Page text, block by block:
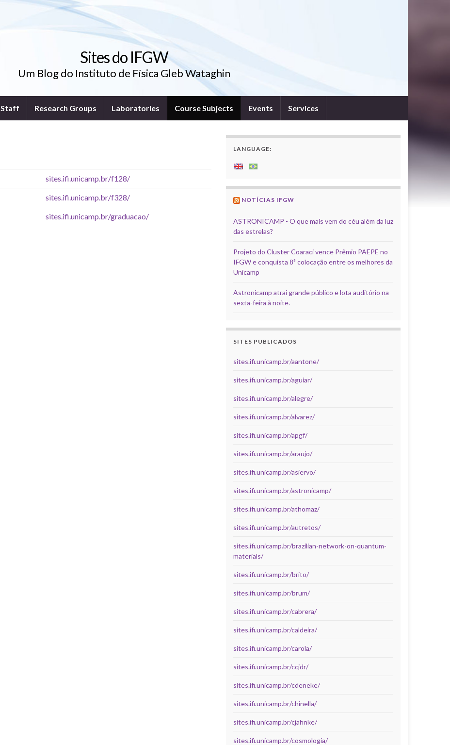
Sites do IFGW
Um Blog do Instituto de Física Gleb Wataghin
Staff Research Groups Laboratories Course Subjects Events Services
sites.ifi.unicamp.br/f128/
sites.ifi.unicamp.br/f328/
sites.ifi.unicamp.br/graduacao/
LANGUAGE:
NOTÍCIAS IFGW
ASTRONICAMP - O que mais vem do céu além da luz
das estrelas?
Projeto do Cluster Coaraci vence Prêmio PAEPE no
IFGW e conquista 8ª colocação entre os melhores da
Unicamp
Astronicamp atrai grande público e lota auditório na
sexta-feira à noite.
SITES PUBLICADOS
sites.ifi.unicamp.br/aantone/
sites.ifi.unicamp.br/aguiar/
sites.ifi.unicamp.br/alegre/
sites.ifi.unicamp.br/alvarez/
sites.ifi.unicamp.br/apgf/
sites.ifi.unicamp.br/araujo/
sites.ifi.unicamp.br/asiervo/
sites.ifi.unicamp.br/astronicamp/
sites.ifi.unicamp.br/athomaz/
sites.ifi.unicamp.br/autretos/
sites.ifi.unicamp.br/brazilian-network-on-quantum-
materials/
sites.ifi.unicamp.br/brito/
sites.ifi.unicamp.br/brum/
sites.ifi.unicamp.br/cabrera/
sites.ifi.unicamp.br/caldeira/
sites.ifi.unicamp.br/carola/
sites.ifi.unicamp.br/ccjdr/
sites.ifi.unicamp.br/cdeneke/
sites.ifi.unicamp.br/chinella/
sites.ifi.unicamp.br/cjahnke/
sites.ifi.unicamp.br/cosmologia/